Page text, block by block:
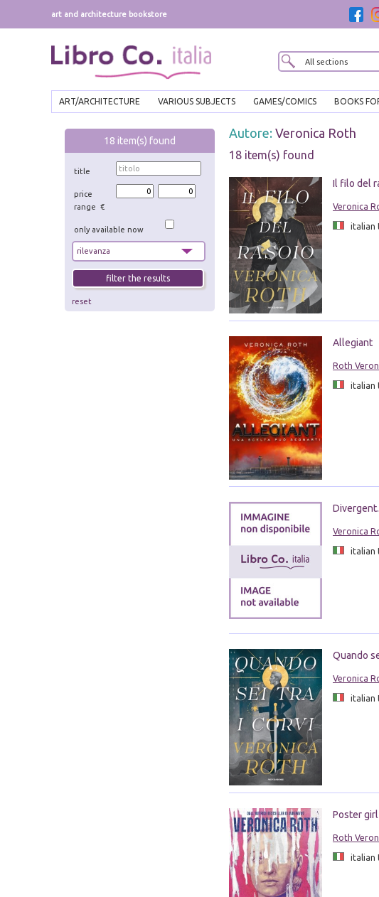
art and architecture bookstore
ART/ARCHITECTURE VARIOUS SUBJECTS GAMES/COMICS BOOKS
18 item(s) found
title
price
range €
only available now
reset
Autore: Veronica Roth
18 item(s) found
Il filo del
Veronica
italian
Allegiant
Roth
italian
Veronica
italian
Quando
Veronica
italian
Poster girl
Roth
italian